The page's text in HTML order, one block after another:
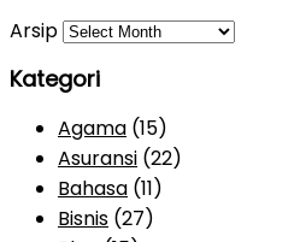
Arsip
Kategori
Agama (15)
Asuransi (22)
Bahasa (11)
Bisnis (27)